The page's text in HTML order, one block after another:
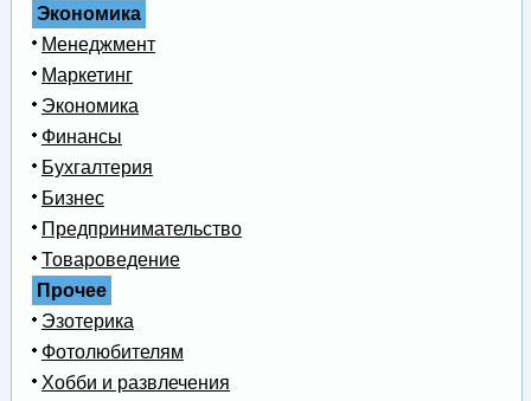
Экономика
Менеджмент
Маркетинг
Экономика
Финансы
Бухгалтерия
Бизнес
Предпринимательство
Товароведение
Прочее
Эзотерика
Фотолюбителям
Хобби и развлечения